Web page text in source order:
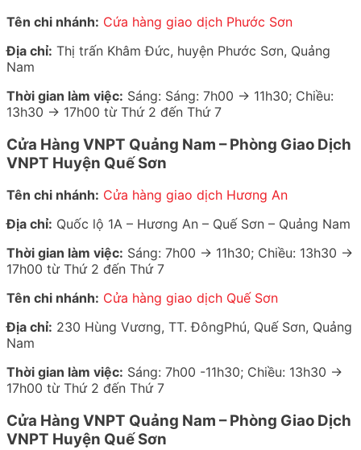
Tên chi nhánh: Cứa hàng giao dịch Phước Sơn
Địa chỉ: Thị trấn Khâm Đức, huyện Phước Sơn, Quảng
Nam
Thời gian làm việc: Sáng: Sáng: 7h00 -> 11h30; Chiều:
13h30 -> 17h00 từ Thứ 2 đến Thứ 7
Cửa Hàng VNPT Quảng Nam – Phòng Giao Dịch
VNPT Huyện Quế Sơn
Tên chi nhánh: Cửa hàng giao dịch Hương An
Địa chỉ: Quốc lộ 1A – Hương An – Quế Sơn – Quảng Nam
Thời gian làm việc: Sáng: 7h00 -> 11h30; Chiều: 13h30 ->
17h00 từ Thứ 2 đến Thứ 7
Tên chi nhánh: Cửa hàng giao dịch Quế Sơn
Địa chỉ: 230 Hùng Vương, TT. ĐôngPhú, Quế Sơn, Quảng
Nam
Thời gian làm việc: Sáng: 7h00 -11h30; Chiều: 13h30 ->
17h00 từ Thứ 2 đến Thứ 7
Cửa Hàng VNPT Quảng Nam – Phòng Giao Dịch
VNPT Huyện Quế Sơn